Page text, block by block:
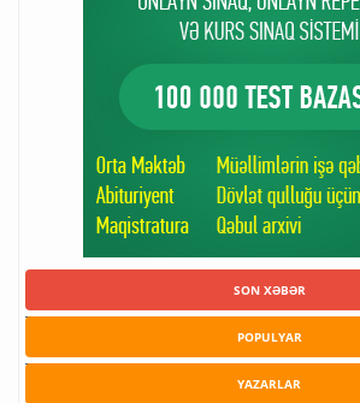
SON XƏBƏR
POPULYAR
YAZARLAR